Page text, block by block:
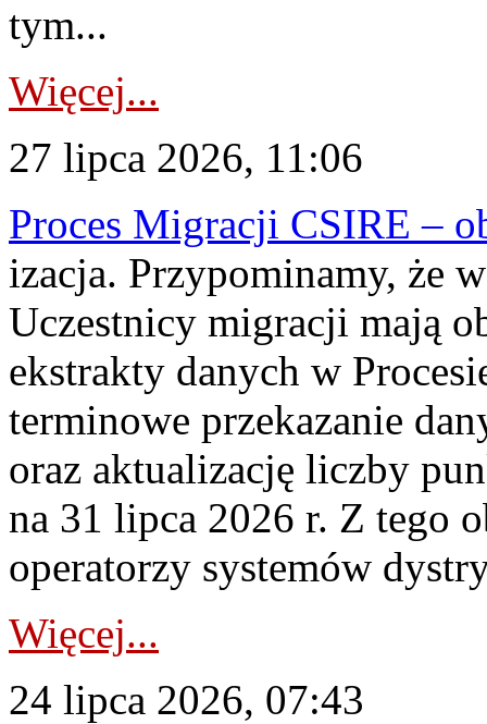
tym...
Więcej...
27 lipca 2026, 11:06
Proces Migracji CSIRE –
izacja. Przypominamy, że
Uczestnicy migracji mają
ekstrakty danych w
terminowe przekazanie
oraz aktualizację liczby
na 31 lipca 2026 r. Z tego
operatorzy systemów
Więcej...
24 lipca 2026, 07:43